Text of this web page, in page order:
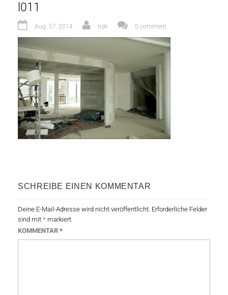
l011
Aug. 07, 2014 hdk 0 comment
SCHREIBE EINEN KOMMENTAR
Deine E-Mail-Adresse wird nicht veröffentlicht. Erforderliche Felder
sind mit * markiert
KOMMENTAR *